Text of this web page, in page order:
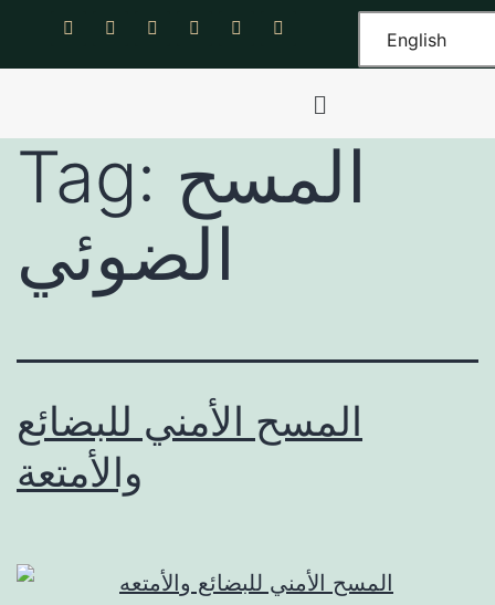
English
Tag: المسح
الضوئي
المسح الأمني للبضائع
والأمتعة